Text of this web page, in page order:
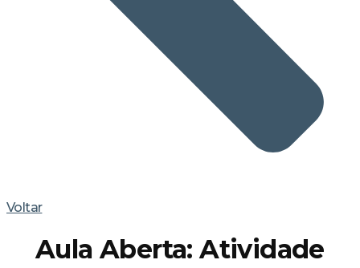
Voltar
Aula Aberta: Atividade